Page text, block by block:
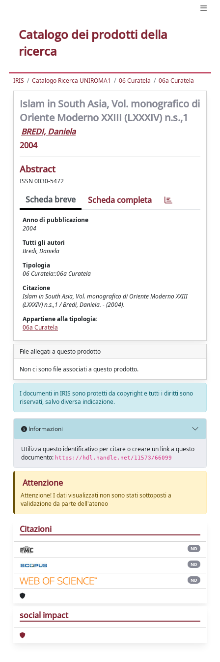
Catalogo dei prodotti della
ricerca
IRIS Catalogo Ricerca UNIROMA1 06 Curatela 06a Curatela
Islam in South Asia, Vol. monografico di
Oriente Moderno XXIII (LXXXIV) n.s.,1
BREDI, Daniela
2004
Abstract
ISSN 0030-5472
Scheda breve Scheda completa
Anno di pubblicazione
2004
Tutti gli autori
Bredi, Daniela
Tipologia
06 Curatela::06a Curatela
Citazione
Islam in South Asia, Vol. monografico di Oriente Moderno XXIII
(LXXXIV) n.s.,1 / Bredi, Daniela. - (2004).
Appartiene alla tipologia:
06a Curatela
File allegati a questo prodotto
Non ci sono file associati a questo prodotto.
I documenti in IRIS sono protetti da copyright e tutti i diritti sono
riservati, salvo diversa indicazione.
Informazioni
Utilizza questo identificativo per citare o creare un link a questo
documento: https://hdl.handle.net/11573/66099
Attenzione
Attenzione! I dati visualizzati non sono stati sottoposti a
validazione da parte dell'ateneo
Citazioni
ND
ND
ND
social impact